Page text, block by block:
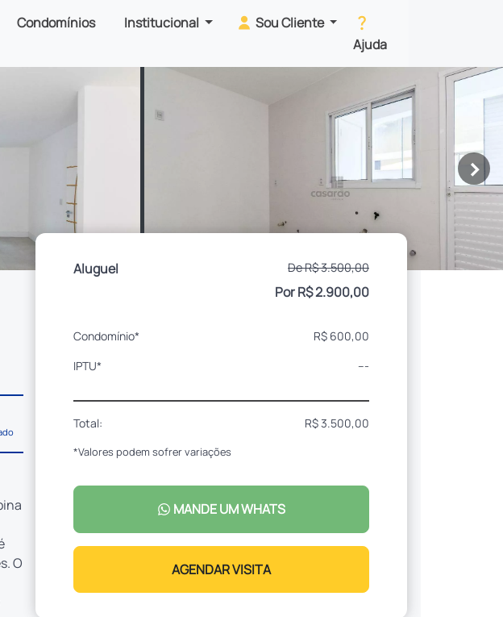
Condomínios Institucional
Sou Cliente
Ajuda
>
O
Aluguel De R$ 3.500,00
Por R$ 2.900,00
Condomínio*
R$ 600,00
IPTU*
---
Total: R$ 3.500,00
*Valores podem sofrer variações
MANDE UM WHATS
AGENDAR VISITA